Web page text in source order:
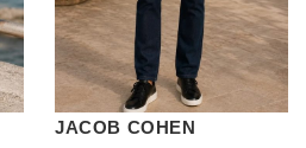
JACOB COHEN